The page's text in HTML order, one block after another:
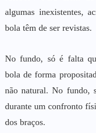
algumas inexistentes,
bola têm de ser revistas.
No fundo, só é falta
bola de forma
não natural. No fundo,
durante um confronto
dos braços.